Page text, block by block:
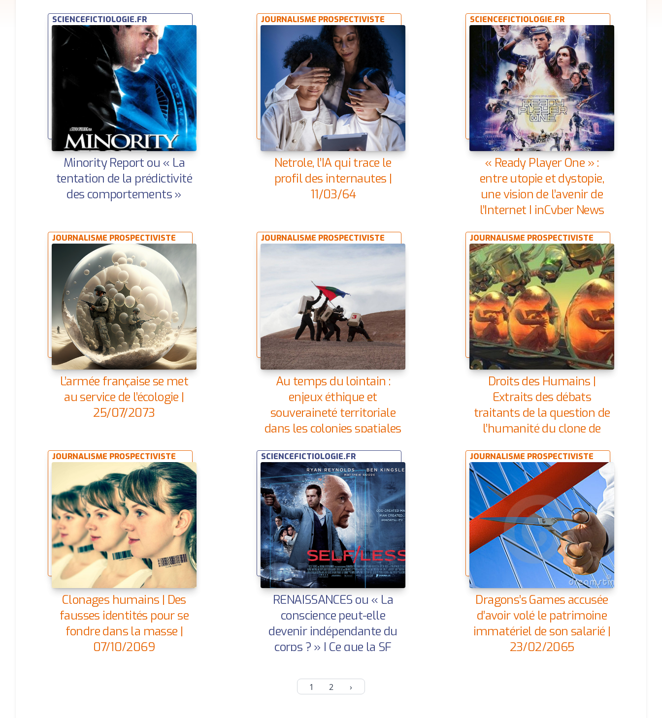
SCIENCEFICTIOLOGIE.FR
Minority Report ou « La
tentation de la prédictivité
des comportements »
JOURNALISME PROSPECTIVISTE
Netrole, l’IA qui trace le
profil des internautes |
11/03/64
SCIENCEFICTIOLOGIE.FR
« Ready Player One » :
entre utopie et dystopie,
une vision de l’avenir de
l’Internet | inCyber News
JOURNALISME PROSPECTIVISTE
L’armée française se met
au service de l’écologie |
25/07/2073
JOURNALISME PROSPECTIVISTE
Au temps du lointain :
enjeux éthique et
souveraineté territoriale
dans les colonies spatiales
2021
JOURNALISME PROSPECTIVISTE
Droits des Humains |
Extraits des débats
traitants de la question de
l’humanité du clone de
JOURNALISME PROSPECTIVISTE
Clonages humains | Des
fausses identités pour se
fondre dans la masse |
07/10/2069
SCIENCEFICTIOLOGIE.FR
RENAISSANCES ou « La
conscience peut-elle
devenir indépendante du
corps ? » | Ce que la SF
JOURNALISME PROSPECTIVISTE
Dragons’s Games accusée
d’avoir volé le patrimoine
immatériel de son salarié |
23/02/2065
1 2 ›